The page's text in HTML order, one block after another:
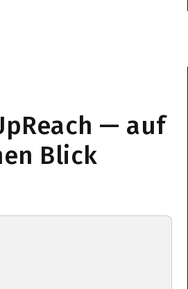
— auf
Blick